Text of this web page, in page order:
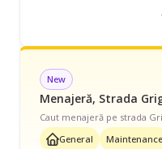
New
General
Maintenance